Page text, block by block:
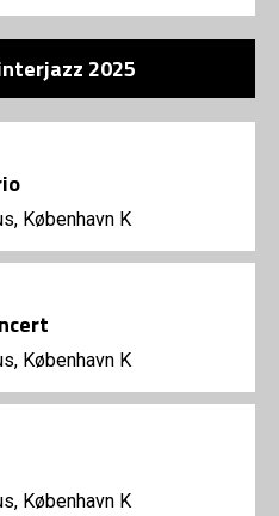
2025
København K
København K
København K